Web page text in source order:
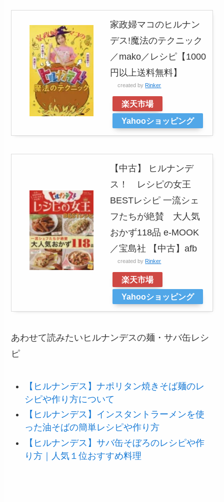
家政婦マコのヒルナン
デス!魔法のテクニック
／mako／レシピ【1000
円以上送料無料】
created by Rinker
楽天市場
Yahooショッピング
【中古】 ヒルナンデ
ス！ レシピの女王
BESTレシピ 一流シェ
フたちが絶賛 大人気
おかず118品 e‐MOOK
／宝島社 【中古】afb
created by Rinker
楽天市場
Yahooショッピング
あわせて読みたいヒルナンデスの麺・サバ缶レシ
ピ
【ヒルナンデス】ナポリタン焼きそば麺のレ
シピや作り方について
【ヒルナンデス】インスタントラーメンを使
った油そばの簡単レシピや作り方
【ヒルナンデス】サバ缶そぼろのレシピや作
り方｜人気１位おすすめ料理